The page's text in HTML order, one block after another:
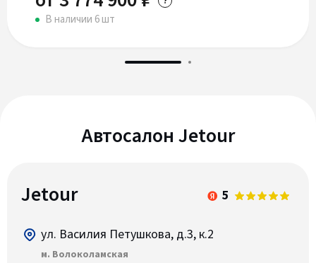
В наличии 6 шт
Автосалон Jetour
Jetour 5
ул. Василия Петушкова, д.3, к.2
м. Волоколамская